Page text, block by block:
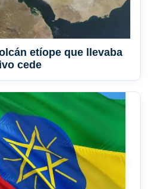
etíope que llevaba
cede